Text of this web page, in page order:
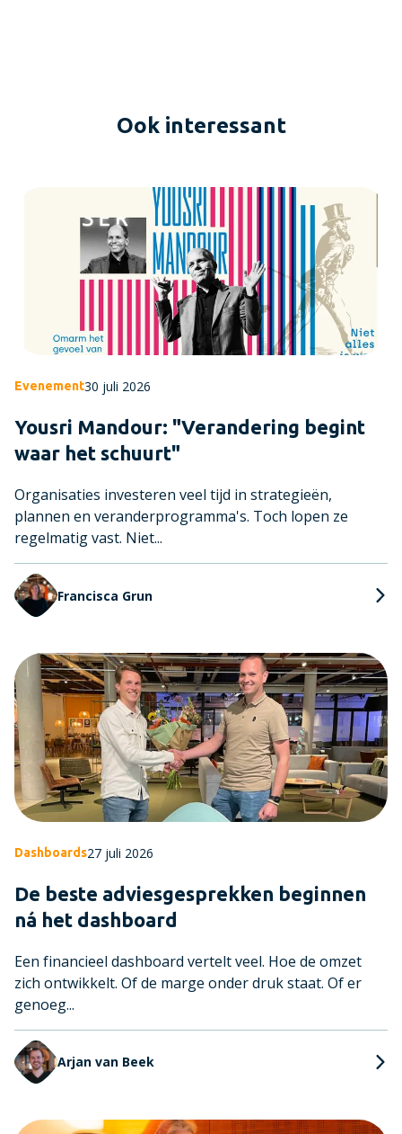
Ook interessant
Evenement30 juli 2026
Yousri Mandour: "Verandering begint
waar het schuurt"
Organisaties investeren veel tijd in strategieën,
plannen en veranderprogramma's. Toch lopen ze
regelmatig vast. Niet...
Francisca Grun
Dashboards27 juli 2026
De beste adviesgesprekken beginnen
ná het dashboard
Een financieel dashboard vertelt veel. Hoe de omzet
zich ontwikkelt. Of de marge onder druk staat. Of er
genoeg...
Arjan van Beek